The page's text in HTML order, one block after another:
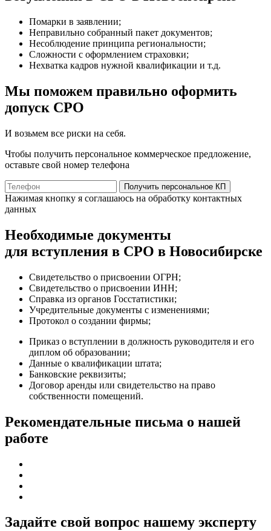
Помарки в заявлении;
Неправильно собранный пакет документов;
Несоблюдение принципа региональности;
Сложности с оформлением страховки;
Нехватка кадров нужной квалификации и т.д.
Мы поможем правильно оформить
допуск СРО
И возьмем все риски на себя.
Чтобы получить персональное коммерческое предложение,
оставьте свой номер телефона
Получить персональное КП
Нажимая кнопку я соглашаюсь на обработку контактных
данных
Необходимые документы
для вступления в СРО в Новосибирске
Свидетельство о присвоении ОГРН;
Свидетельство о присвоении ИНН;
Справка из органов Госстатистики;
Учредительные документы с изменениями;
Протокол о создании фирмы;
Приказ о вступлении в должность руководителя и его
диплом об образовании;
Данные о квалификации штата;
Банковские реквизиты;
Договор аренды или свидетельство на право
собственности помещений.
Рекомендательные письма о нашей
работе
Задайте свой вопрос нашему эксперту